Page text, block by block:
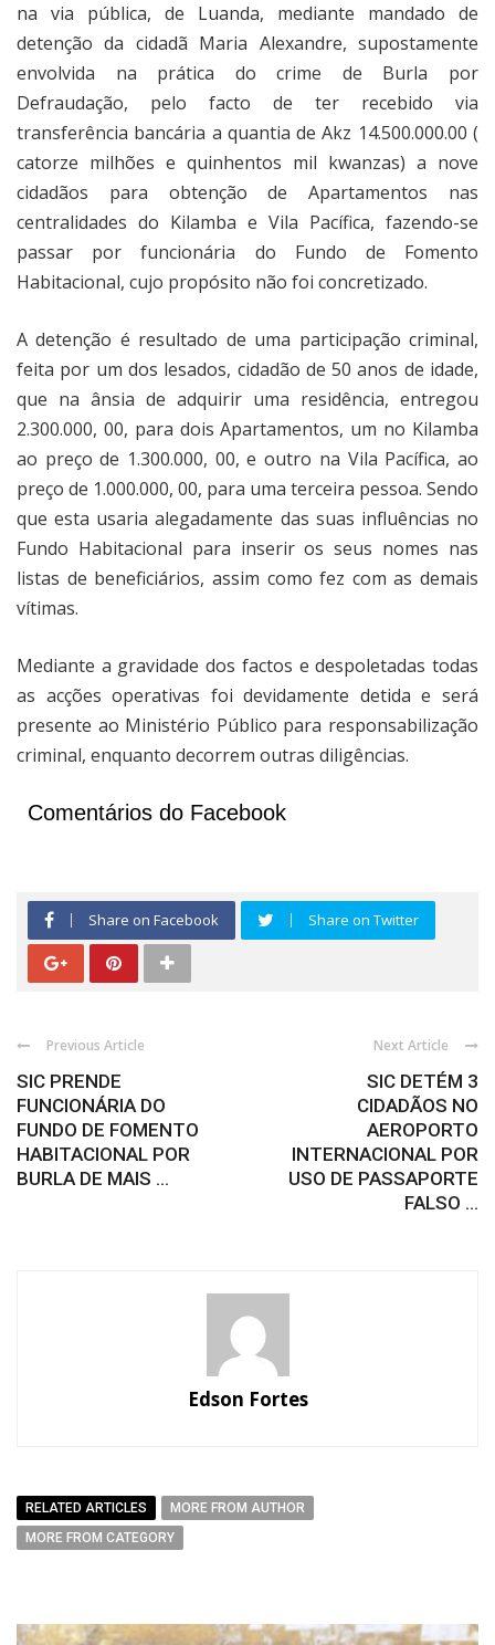
na via pública, de Luanda, mediante mandado de
detenção da cidadã Maria Alexandre, supostamente
envolvida na prática do crime de Burla por
Defraudação, pelo facto de ter recebido via
transferência bancária a quantia de Akz 14.500.000.00 (
catorze milhões e quinhentos mil kwanzas) a nove
cidadãos para obtenção de Apartamentos nas
centralidades do Kilamba e Vila Pacífica, fazendo-se
passar por funcionária do Fundo de Fomento
Habitacional, cujo propósito não foi concretizado.
A detenção é resultado de uma participação criminal,
feita por um dos lesados, cidadão de 50 anos de idade,
que na ânsia de adquirir uma residência, entregou
2.300.000, 00, para dois Apartamentos, um no Kilamba
ao preço de 1.300.000, 00, e outro na Vila Pacífica, ao
preço de 1.000.000, 00, para uma terceira pessoa. Sendo
que esta usaria alegadamente das suas influências no
Fundo Habitacional para inserir os seus nomes nas
listas de beneficiários, assim como fez com as demais
vítimas.
Mediante a gravidade dos factos e despoletadas todas
as acções operativas foi devidamente detida e será
presente ao Ministério Público para responsabilização
criminal, enquanto decorrem outras diligências.
Comentários do Facebook
Share on Facebook Share on Twitter
Previous Article
SIC PRENDE
FUNCIONÁRIA DO
FUNDO DE FOMENTO
HABITACIONAL POR
BURLA DE MAIS ...
Next Article
SIC DETÉM 3
CIDADÃOS NO
AEROPORTO
INTERNACIONAL POR
USO DE PASSAPORTE
FALSO ...
Edson Fortes
RELATED ARTICLES
MORE FROM AUTHOR
MORE FROM CATEGORY